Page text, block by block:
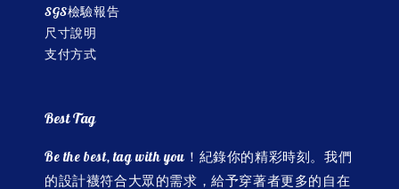
SGS檢驗報告
尺寸說明
支付方式
Best Tag
Be the best, tag with you！紀錄你的精彩時刻。我們
的設計襪符合大眾的需求，給予穿著者更多的自在